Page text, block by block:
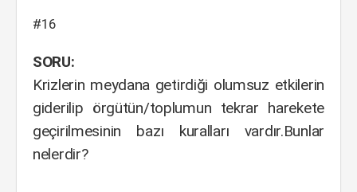
#16
SORU:
Krizlerin meydana getirdiği olumsuz etkilerin
giderilip örgütün/toplumun tekrar harekete
geçirilmesinin bazı kuralları vardır.Bunlar
nelerdir?